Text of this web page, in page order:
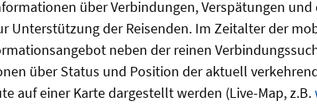
über Verbindungen, Verspätungen
Unterstützung der Reisenden. Im Zeitalter der
neben der reinen
über Status und Position der aktuell
auf einer Karte dargestellt werden (Live-Map, z.B.